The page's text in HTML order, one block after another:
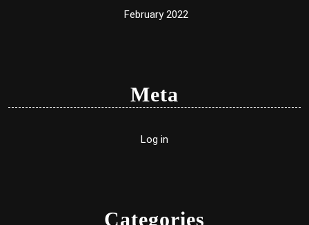
February 2022
Meta
Log in
Categories